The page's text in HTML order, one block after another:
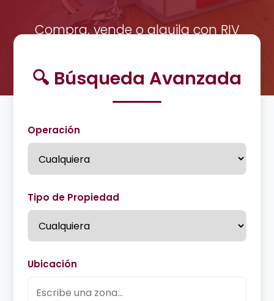
Compra, vende o alquila con RIV
🔍 Búsqueda Avanzada
Operación
Tipo de Propiedad
Ubicación